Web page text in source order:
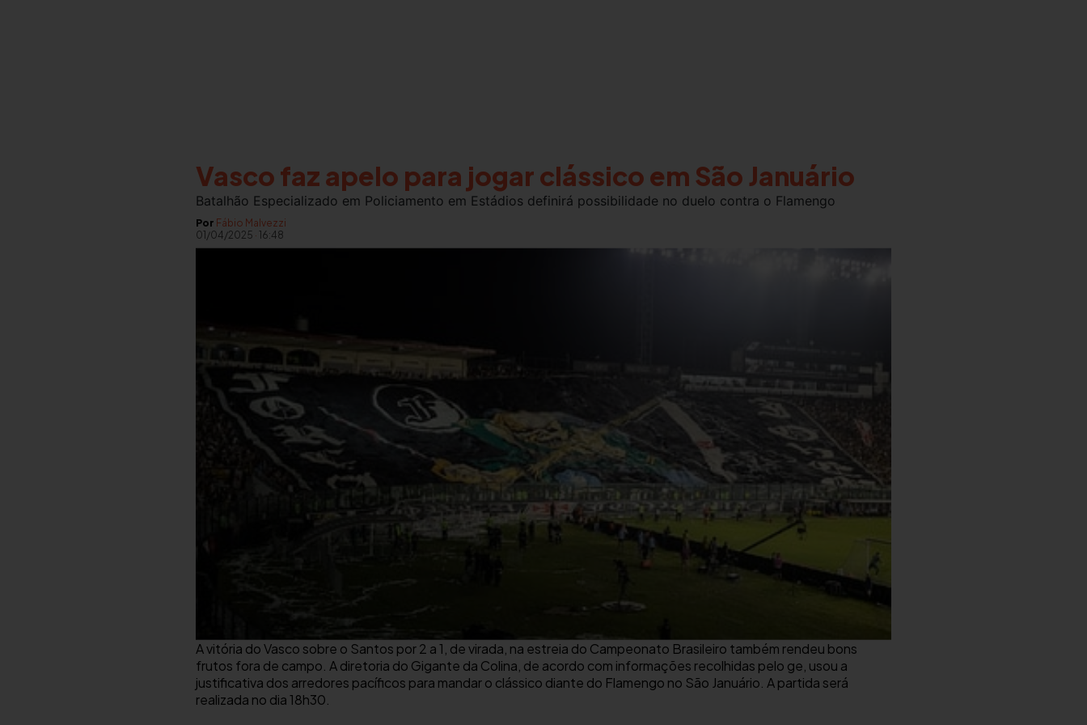
Vasco faz apelo para jogar clássico em São Januário
Batalhão Especializado em Policiamento em Estádios definirá possibilidade no duelo contra o Flamengo
Por Fábio Malvezzi
01/04/2025 · 16:48
A vitória do Vasco sobre o Santos por 2 a 1, de virada, na estreia do Campeonato Brasileiro também rendeu bons
frutos fora de campo. A diretoria do Gigante da Colina, de acordo com informações recolhidas pelo ge, usou a
justificativa dos arredores pacíficos para mandar o clássico diante do Flamengo no São Januário. A partida será
realizada no dia 18h30.